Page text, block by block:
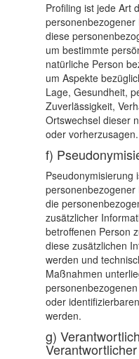
Profiling ist jede Art
diese
um bestimmte
natürliche Person
um Aspekte
Lage, Gesundheit,
Zuverlässigkeit,
Ortswechsel dieser
oder vorherzusagen.
f)
Pseudonymisierung
die
zusätzlicher
betroffenen Person
diese zusätzlichen
werden und
Maßnahmen
oder
werden.
g)
Verantwortlicher